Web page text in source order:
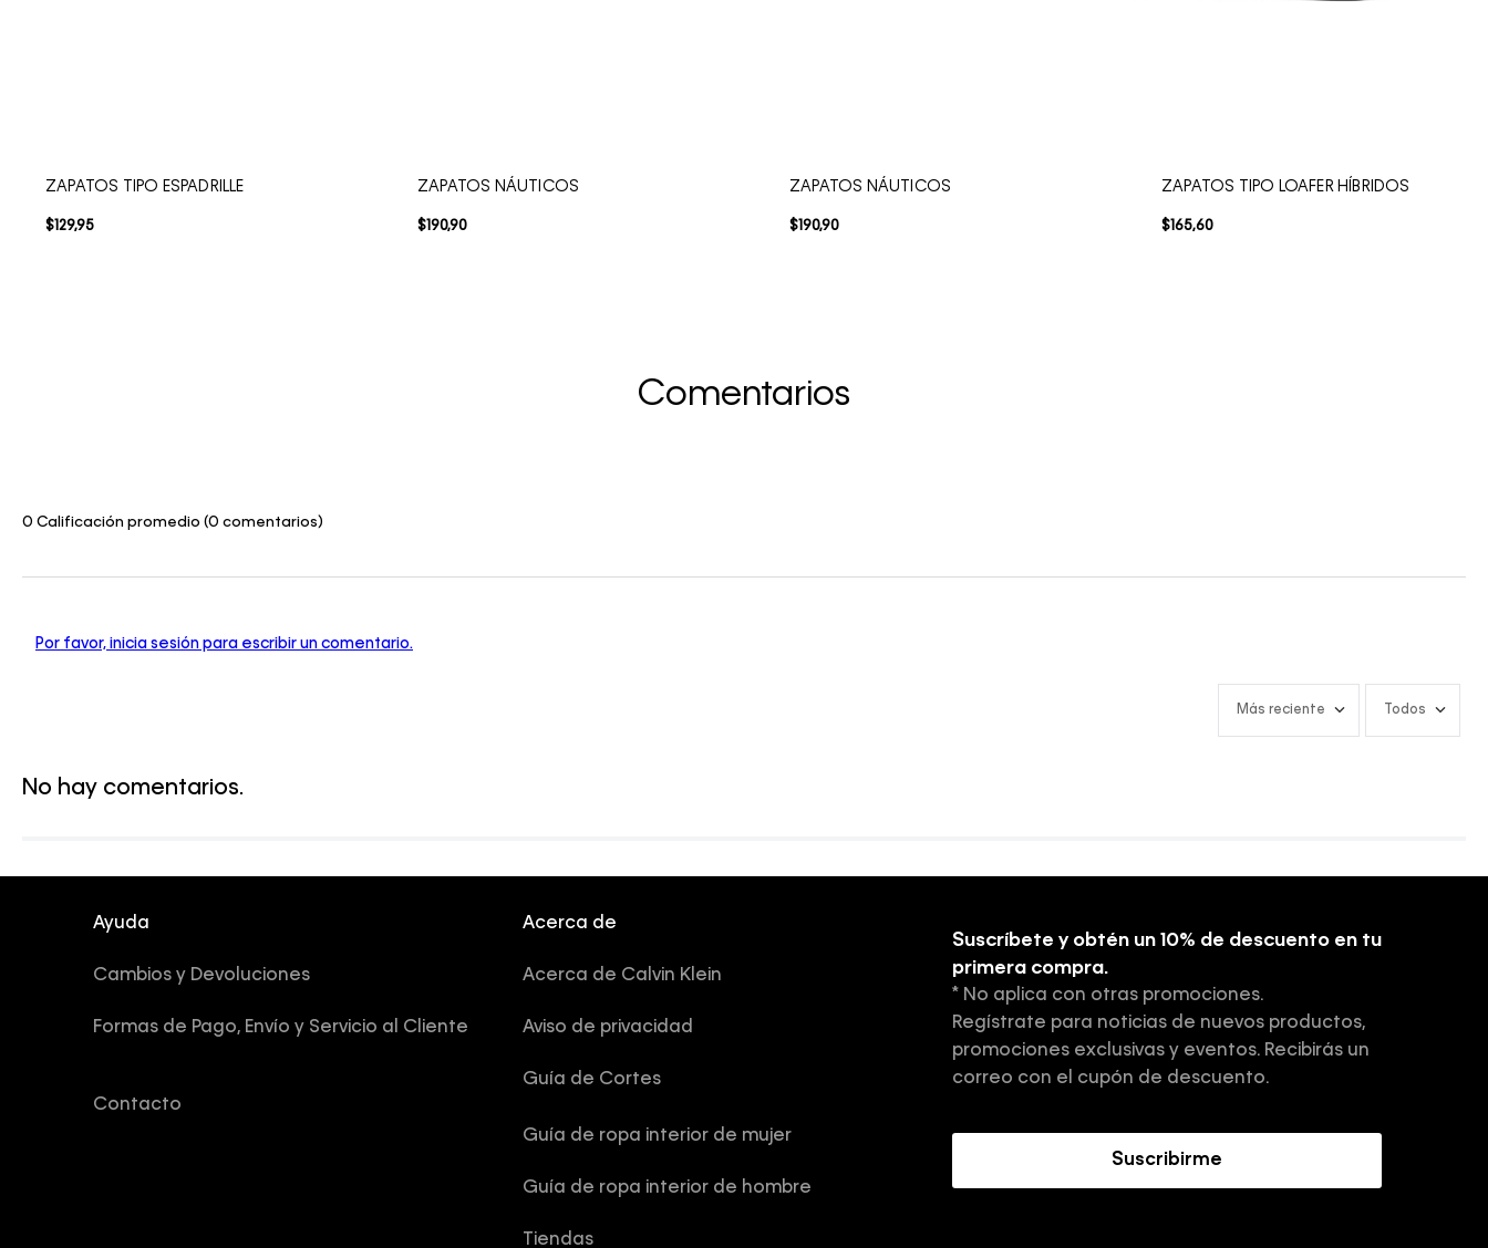
ZAPATOS TIPO ESPADRILLE
$129,95
ZAPATOS NÁUTICOS
$190,90
ZAPATOS NÁUTICOS
$190,90
ZAPATOS TIPO LOAFER HÍBRIDOS
$165,60
Comentarios
0 Calificación promedio (0 comentarios)
Por favor, inicia sesión para escribir un comentario.
Más reciente Todos
No hay comentarios.
Ayuda
Cambios y Devoluciones
Formas de Pago, Envío y Servicio al Cliente
Contacto
Acerca de
Acerca de Calvin Klein
Aviso de privacidad
Guía de Cortes
Guía de ropa interior de mujer
Guía de ropa interior de hombre
Tiendas
Suscríbete y obtén un 10% de descuento en tu
primera compra.
* No aplica con otras promociones.
Regístrate para noticias de nuevos productos,
promociones exclusivas y eventos. Recibirás un
correo con el cupón de descuento.
Suscribirme